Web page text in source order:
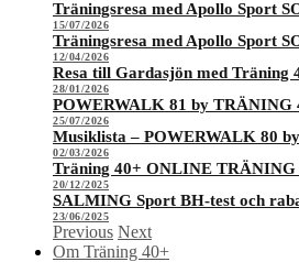
Träningsresa med Apollo Sport
15/07/2026
Träningsresa med Apollo Sport
12/04/2026
Resa till Gardasjön med Träning
28/01/2026
POWERWALK 81 by TRÄNING
25/07/2026
Musiklista – POWERWALK 80
02/03/2026
Träning 40+ ONLINE TRÄNING
20/12/2025
SALMING Sport BH-test och
23/06/2025
Previous Next
Om Träning 40+